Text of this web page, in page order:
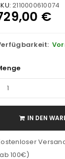
2110000610074
€
IN DEN
100€)